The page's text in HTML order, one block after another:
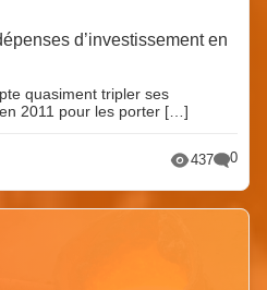
d’investissement en
quasiment tripler ses
2011 pour les porter […]
437 0